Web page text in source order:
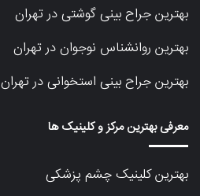
بهترین جراح بینی گوشتی در تهران
بهترین روانشناس نوجوان در تهران
بهترین جراح بینی استخوانی در تهران
معرفی بهترین مرکز و کلینیک ها
بهترین کلینیک چشم پزشکی